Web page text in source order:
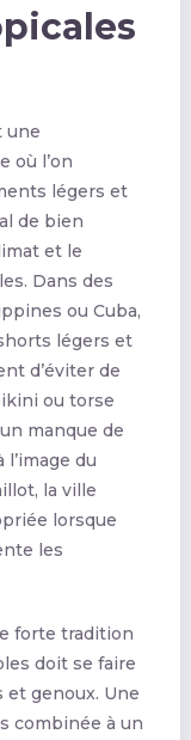
une
où l’on
légers et
de bien
et le
Dans des
ou Cuba,
légers et
d’éviter de
ou torse
manque de
l’image du
la ville
lorsque
les
forte tradition
doit se faire
et genoux. Une
combinée à un